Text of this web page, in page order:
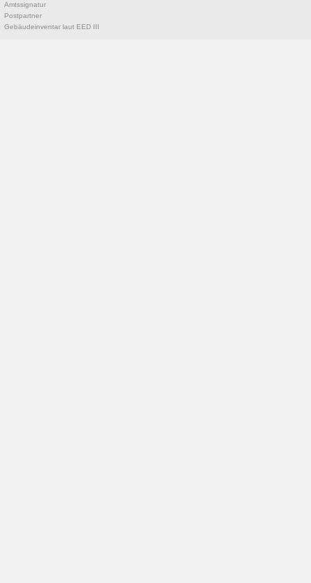
Amtssignatur
Postpartner
Gebäudeinventar laut EED III